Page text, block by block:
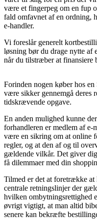
være et fingerpeg om en fup
fald omfavnet af en ordning,
e-handler.
Vi foreslår generelt
løsning bør du drage nytte af
når du tilstræber at finansiere
Forinden nogen køber hos
være sikker gennemgå deres
tidskrævende opgave.
En anden mulighed kunne
forhandleren er medlem af
være en sikring om at online
regler, og at den af og til
gældende vilkår. Det giver
få dilemmaer med din
Tilmed er det at foretrække at
centrale retningslinjer der
hvilken ombytningsrettighed
øvrigt vigtigt, at man altid
senere kan bekræfte